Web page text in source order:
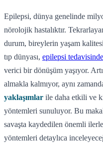
Epilepsi, dünya genelinde
nörolojik hastalıktır.
durum, bireylerin yaşam
tıp dünyası, epilepsi
verici bir dönüşüm yaşıyor.
almakla kalmıyor, aynı
yaklaşımlar ile daha etkili ve
yöntemleri sunuluyor. Bu
savaşta kaydedilen önemli
yöntemleri detaylıca